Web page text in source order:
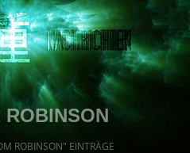
ROBINSON" EINTRÄGE